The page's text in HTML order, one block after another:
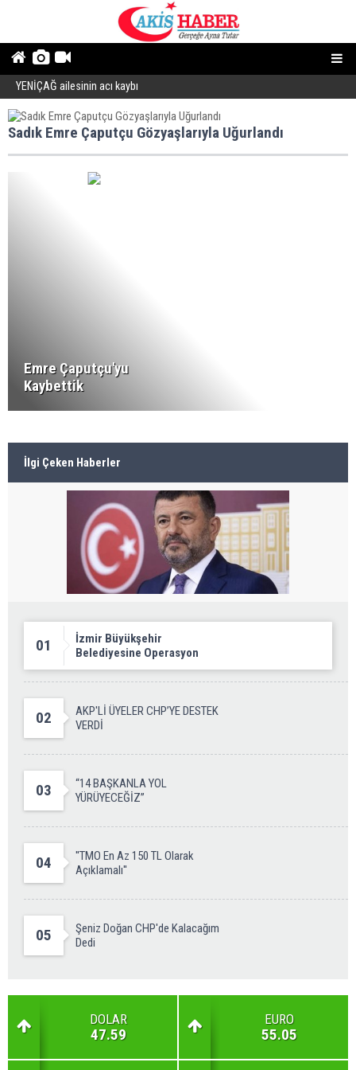
YENİÇAĞ ailesinin acı kaybı
Sadık Emre Çaputçu Gözyaşlarıyla Uğurlandı
Emre Çaputçu'yu
Kaybettik
İlgi Çeken Haberler
01
İzmir Büyükşehir
Belediyesine Operasyon
02
AKP'Lİ ÜYELER CHP’YE DESTEK
VERDİ
03
“14 BAŞKANLA YOL
YÜRÜYECEĞİZ”
04
''TMO En Az 150 TL Olarak
Açıklamalı''
05
Şeniz Doğan CHP'de Kalacağım
Dedi
DOLAR
47.59
EURO
55.05